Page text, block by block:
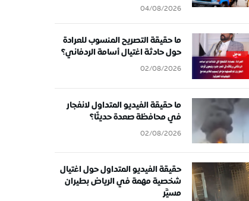
04/08/2026
ما حقيقة التصريح المنسوب للعرادة
حول حادثة اغتيال أسامة الردفاني؟
02/08/2026
ما حقيقة الفيديو المتداول لانفجار
في محافظة صعدة حديثًا؟
02/08/2026
حقيقة الفيديو المتداول حول اغتيال
شخصية مهمة في الرياض بطيران
مسيَّر